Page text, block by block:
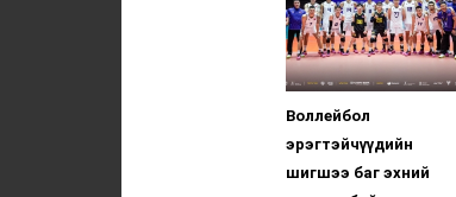
Воллейбол
эрэгтэйчүүдийн
шигшээ баг эхний